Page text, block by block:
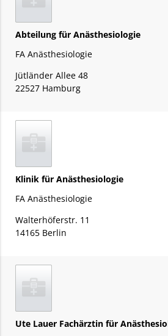
Abteilung für Anästhesiologie
FA Anästhesiologie
Jütländer Allee 48
22527 Hamburg
Klinik für Anästhesiologie
FA Anästhesiologie
Walterhöferstr. 11
14165 Berlin
Ute Lauer Fachärztin für